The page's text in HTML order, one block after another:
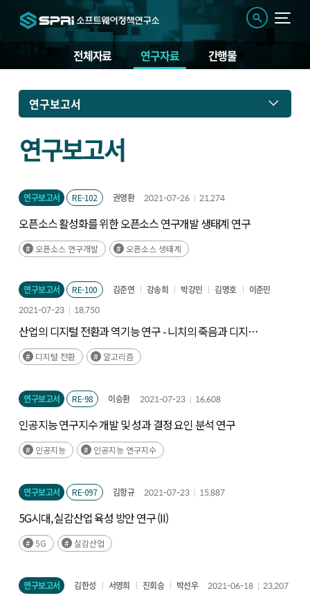
전체자료 연구자료 간행물
연구보고서
연구보고서
연구보고서 RE-102 권영환 2021-07-26 21,274
오픈소스 활성화를 위한 오픈소스 연구개발 생태계 연구
오픈소스 연구개발 오픈소스 생태계
연구보고서 RE-100 김준연 강송희 박강민 김명호
이준민
2021-07-23
18,750
산업의 디지털 전환과 역기능 연구 - 니치의 죽음과 디지털
카르텔
디지털 전환 알고리즘
연구보고서 RE-98 이승환 2021-07-23 16,608
인공지능 연구지수 개발 및 성과 결정 요인 분석 연구
인공지능 인공지능 연구지수
연구보고서 RE-097 김항규 2021-07-23 15,887
5G시대, 실감산업 육성 방안 연구 (II)
5G 실감산업
연구보고서 김한성 서영희 진회승 박선우 2021-06-18 23,207